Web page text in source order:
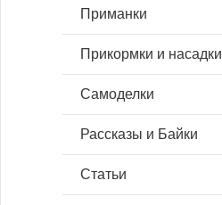
Приманки
Прикормки и насадки
Самоделки
Рассказы и Байки
Статьи